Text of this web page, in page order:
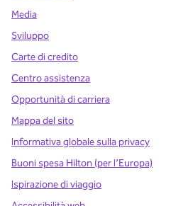
Media
Sviluppo
Carte di credito
Centro assistenza
Opportunità di carriera
Mappa del sito
Informativa globale sulla privacy
Buoni spesa Hilton (per l’Europa)
Ispirazione di viaggio